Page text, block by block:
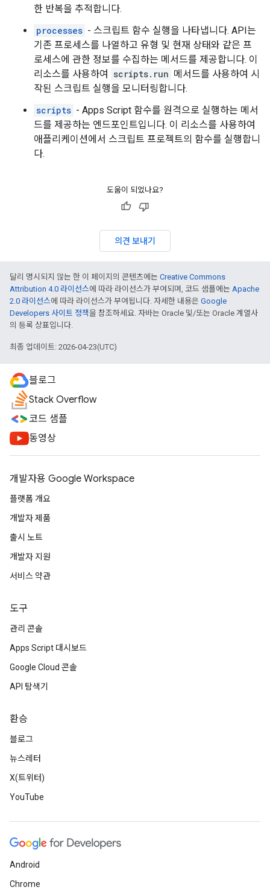
한 반복을 추적합니다.
processes - 스크립트 함수 실행을 나타냅니다. API는
기존 프로세스를 나열하고 유형 및 현재 상태와 같은 프
로세스에 관한 정보를 수집하는 메서드를 제공합니다. 이
리소스를 사용하여
scripts.run 메서드를 사용하여 시
작된 스크립트 실행을 모니터링합니다.
scripts - Apps Script 함수를 원격으로 실행하는 메서
드를 제공하는 엔드포인트입니다. 이 리소스를 사용하여
애플리케이션에서 스크립트 프로젝트의 함수를 실행합니
다.
도움이 되었나요?
의견 보내기
달리 명시되지 않는 한 이 페이지의 콘텐츠에는 Creative Commons
Attribution 4.0 라이선스에 따라 라이선스가 부여되며, 코드 샘플에는 Apache
2.0 라이선스에 따라 라이선스가 부여됩니다. 자세한 내용은 Google
Developers 사이트 정책을 참조하세요. 자바는 Oracle 및/또는 Oracle 계열사
의 등록 상표입니다.
최종 업데이트: 2026-04-23(UTC)
블로그
Stack Overflow
코드 샘플
동영상
개발자용 Google Workspace
플랫폼 개요
개발자 제품
출시 노트
개발자 지원
서비스 약관
도구
관리 콘솔
Apps Script 대시보드
Google Cloud 콘솔
API 탐색기
환승
블로그
뉴스레터
X(트위터)
YouTube
Android
Chrome